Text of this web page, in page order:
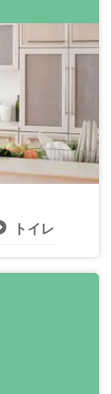
トイレ